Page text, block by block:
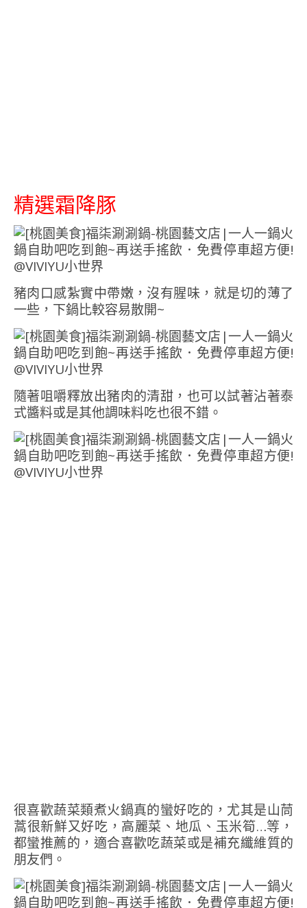
精選霜降豚
豬肉口感紮實中帶嫩，沒有腥味，就是切的薄了
一些，下鍋比較容易散開~
隨著咀嚼釋放出豬肉的清甜，也可以試著沾著泰
式醬料或是其他調味料吃也很不錯。
很喜歡蔬菜類煮火鍋真的蠻好吃的，尤其是山茼
蒿很新鮮又好吃，高麗菜、地瓜、玉米筍…等，
都蠻推薦的，適合喜歡吃蔬菜或是補充纖維質的
朋友們。